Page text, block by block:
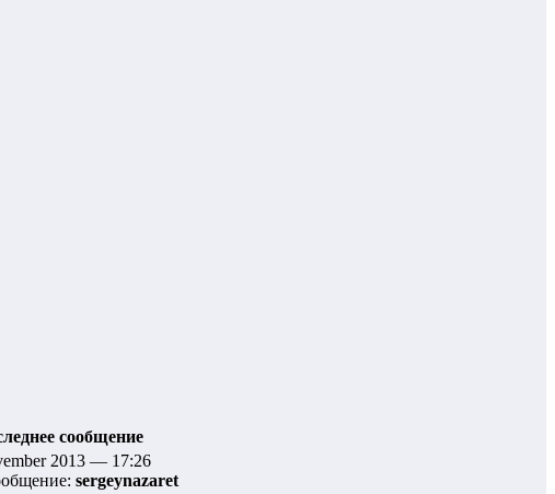
сообщение
2013 — 17:26
sergeynazaret